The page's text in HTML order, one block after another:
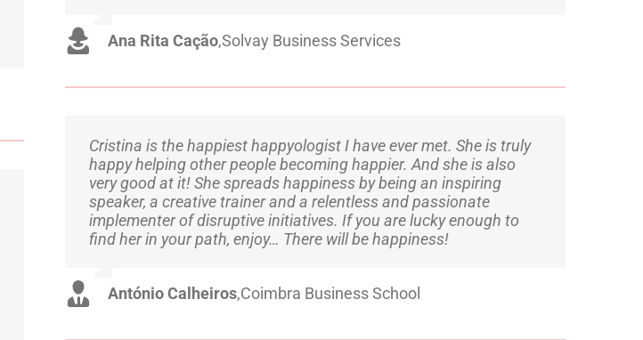
Ana Rita Cação,Solvay Business Services
Cristina is the happiest happyologist I have ever met. She is truly
happy helping other people becoming happier. And she is also
very good at it! She spreads happiness by being an inspiring
speaker, a creative trainer and a relentless and passionate
implementer of disruptive initiatives. If you are lucky enough to
find her in your path, enjoy… There will be happiness!
António Calheiros,Coimbra Business School